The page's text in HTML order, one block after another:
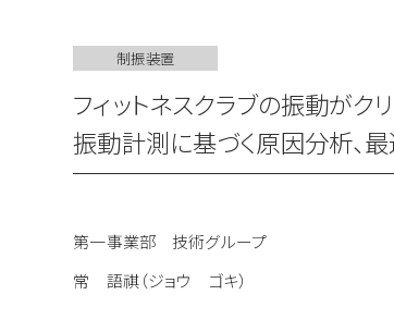
制振装置
フィットネスクラブの振動が
振動計測に基づく原因分析、
第一事業部 技術グループ
常 語祺（ジョウ ゴキ）